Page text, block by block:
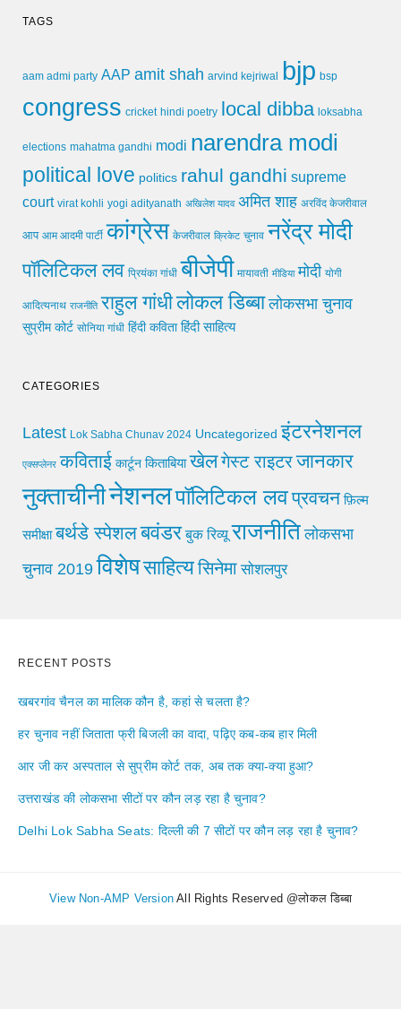
TAGS
aam admi party AAP amit shah arvind kejriwal bjp bsp
congress cricket hindi poetry local dibba loksabha
elections mahatma gandhi modi narendra modi
political love politics rahul gandhi supreme
court virat kohli yogi adityanath अखिलेश यादव अमित शाह अरविंद केजरीवाल
आप आम आदमी पार्टी कांग्रेस केजरीवाल क्रिकेट चुनाव नरेंद्र मोदी
पॉलिटिकल लव प्रियंका गांधी बीजेपी मायावती मीडिया मोदी योगी
आदित्यनाथ राजनीति राहुल गांधीलोकल डिब्बा लोकसभा चुनाव
सुप्रीम कोर्ट सोनिया गांधी हिंदी कविता हिंदी साहित्य
CATEGORIES
Latest Lok Sabha Chunav 2024 Uncategorized इंटरनेशनल
एक्सप्लेनर कविताई कार्टून किताबिया खेलगेस्ट राइटरजानकार
नुक्ताचीनीनेशनलपॉलिटिकल लवप्रवचन फ़िल्म
समीक्षा बर्थडे स्पेशलबवंडर बुक रिव्यू राजनीति लोकसभा
चुनाव 2019 विशेषसाहित्यसिनेमा सोशलपुर
RECENT POSTS
खबरगांव चैनल का मालिक कौन है, कहां से चलता है?
हर चुनाव नहीं जिताता फ्री बिजली का वादा, पढ़िए कब-कब हार मिली
आर जी कर अस्पताल से सुप्रीम कोर्ट तक, अब तक क्या-क्या हुआ?
उत्तराखंड की लोकसभा सीटों पर कौन लड़ रहा है चुनाव?
Delhi Lok Sabha Seats: दिल्ली की 7 सीटों पर कौन लड़ रहा है चुनाव?
View Non-AMP Version All Rights Reserved @लोकल डिब्बा